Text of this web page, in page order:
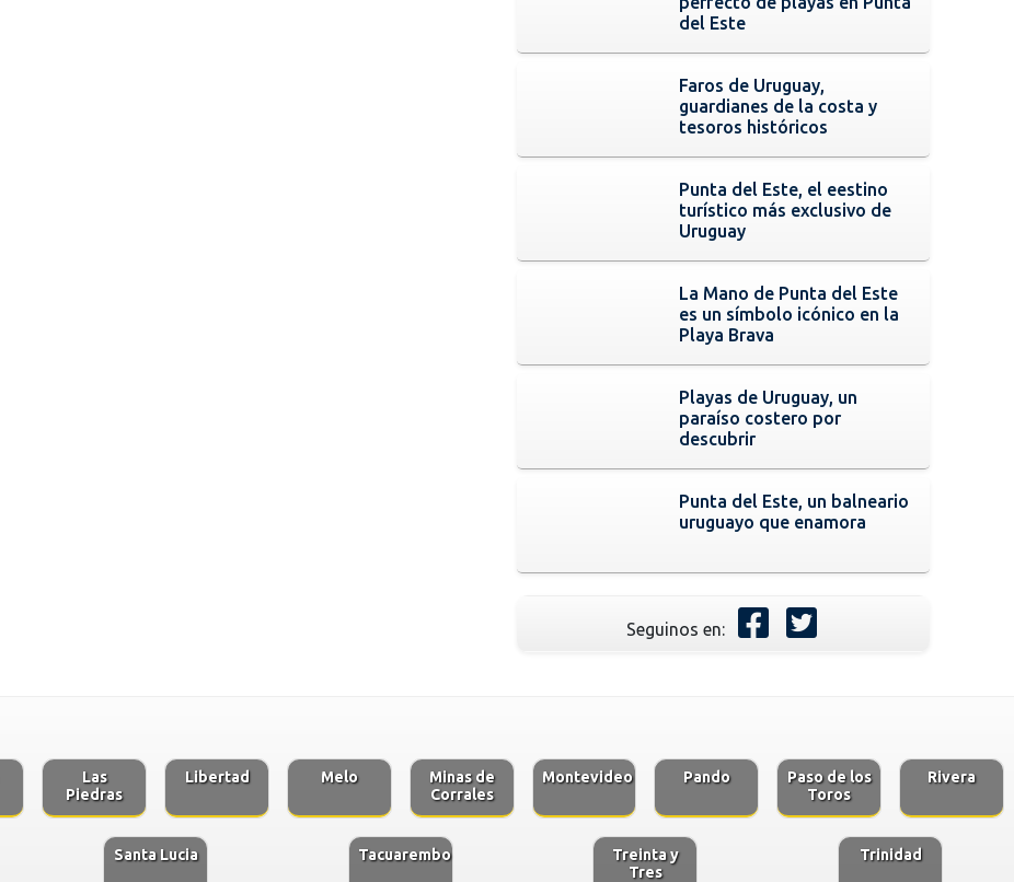
del Este
Faros de Uruguay,
guardianes de la costa y
tesoros históricos
Punta del Este, el eestino
turístico más exclusivo de
Uruguay
La Mano de Punta del Este
es un símbolo icónico en la
Playa Brava
Playas de Uruguay, un
paraíso costero por
descubrir
Punta del Este, un balneario
uruguayo que enamora
Seguinos en:
Las
Piedras
Libertad Melo
Minas de
Corrales
Montevideo Pando
Paso de los
Toros
Rivera
Santa Lucia Tacuarembo
Treinta y
Tres
Trinidad